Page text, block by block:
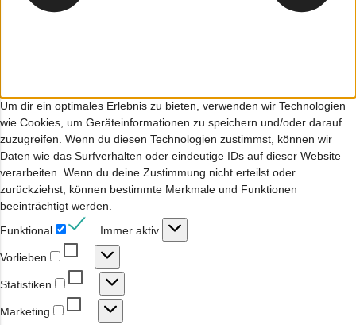
Um dir ein optimales Erlebnis zu bieten, verwenden wir Technologien
wie Cookies, um Geräteinformationen zu speichern und/oder darauf
zuzugreifen. Wenn du diesen Technologien zustimmst, können wir
Daten wie das Surfverhalten oder eindeutige IDs auf dieser Website
verarbeiten. Wenn du deine Zustimmung nicht erteilst oder
zurückziehst, können bestimmte Merkmale und Funktionen
beeinträchtigt werden.
Funktional
Immer aktiv
Vorlieben
Vorlieben
Statistiken
Statistiken
Marketing
Marketing